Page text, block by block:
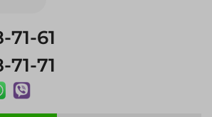
71-61
71-71